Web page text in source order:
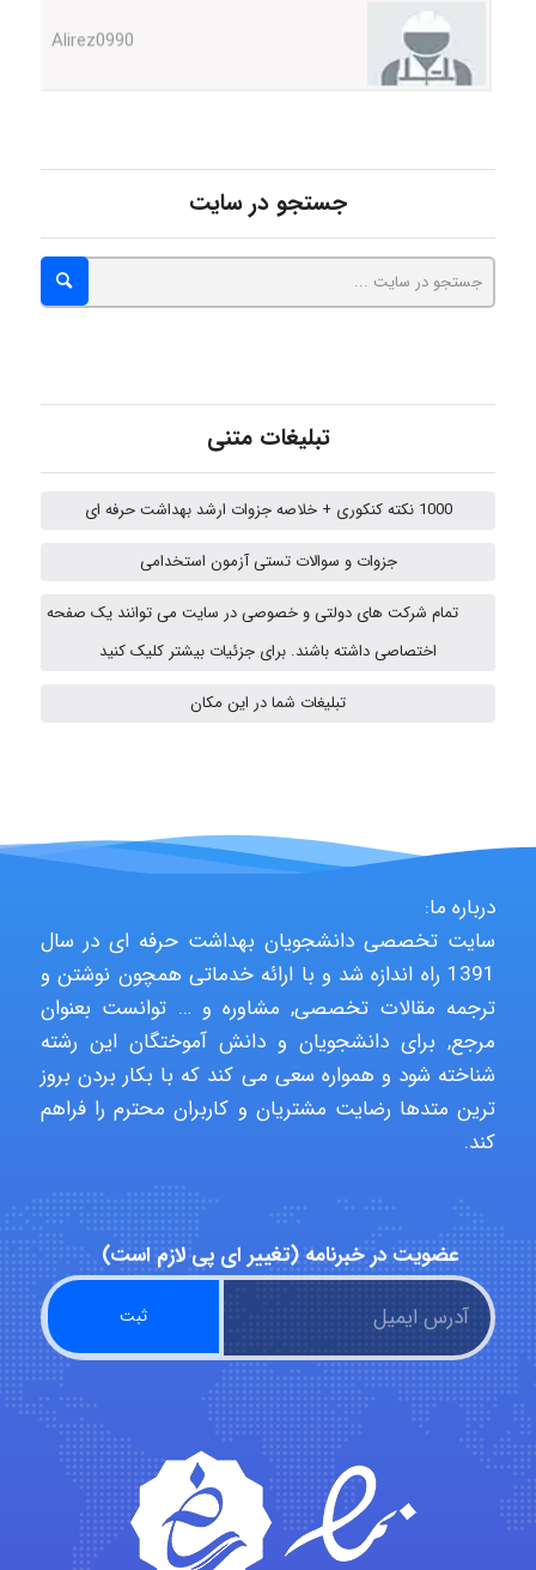
emami
Iman Hosseini
Chehri
Poubakhtiari
Alirez0990
Kati
emami
ehtesham
Iman Hosseini
جستجو در سایت
تبلیغات متنی
1000 نکته کنکوری + خلاصه جزوات ارشد بهداشت حرفه ای
جزوات و سوالات تستی آزمون استخدامی
تمام شرکت های دولتی و خصوصی در سایت می توانند یک صفحه
اختصاصی داشته باشند. برای جزئیات بیشتر کلیک کنید
تبلیغات شما در این مکان
درباره ما:
سایت تخصصی دانشجویان بهداشت حرفه ای در سال
1391 راه اندازه شد و با ارائه خدماتی همچون نوشتن و
ترجمه مقالات تخصصی, مشاوره و … توانست بعنوان
مرجع, برای دانشجویان و دانش آموختگان این رشته
شناخته شود و همواره سعی می کند که با بکار بردن بروز
ترین متدها رضایت مشتریان و کاربران محترم را فراهم
کند.
عضویت در خبرنامه (تغییر ای پی لازم است)